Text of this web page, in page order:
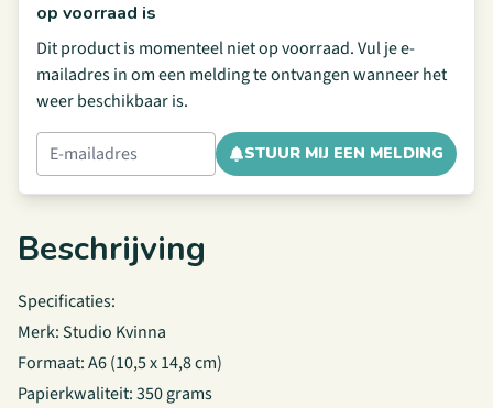
op voorraad is
Dit product is momenteel niet op voorraad. Vul je e-
mailadres in om een melding te ontvangen wanneer het
weer beschikbaar is.
STUUR MIJ EEN MELDING
Beschrijving
Specificaties:
Merk: Studio Kvinna
Formaat: A6 (10,5 x 14,8 cm)
Papierkwaliteit: 350 grams